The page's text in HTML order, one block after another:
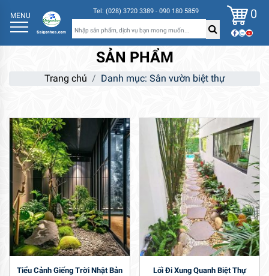
MENU Tel: (028) 3720 3389 - 090 180 5859 0
SẢN PHẨM
Trang chủ Danh mục: Sân vườn biệt thự
Tiểu Cảnh Giếng Trời Nhật Bản Lối Đi Xung Quanh Biệt Thự